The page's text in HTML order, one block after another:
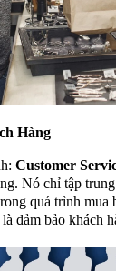
Hàng
Customer
Nó chỉ tập
quá trình
đảm bảo khách